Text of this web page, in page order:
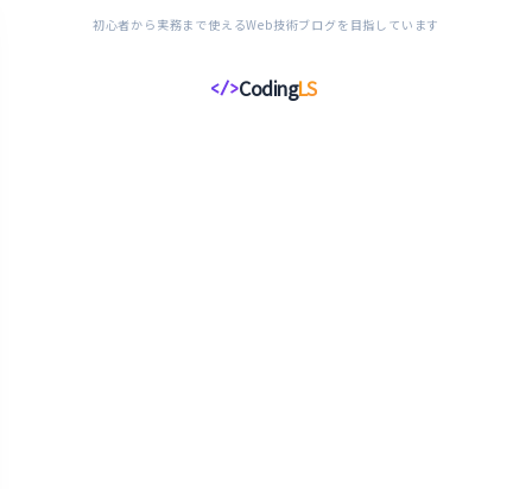
初心者から実務まで使えるWeb技術ブログを目指しています
</>CodingLS
コ